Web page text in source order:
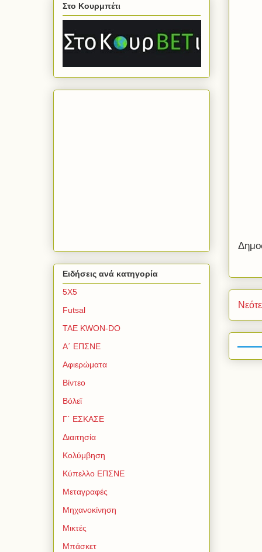
Στο Κουρμπέτι
Ειδήσεις ανά κατηγορία
5Χ5
Futsal
TAE KWON-DO
Α΄ ΕΠΣΝΕ
Αφιερώματα
Βίντεο
Βόλεϊ
Γ΄ ΕΣΚΑΣΕ
Διαιτησία
Κολύμβηση
Κύπελλο ΕΠΣΝΕ
Μεταγραφές
Μηχανοκίνηση
Μικτές
Μπάσκετ